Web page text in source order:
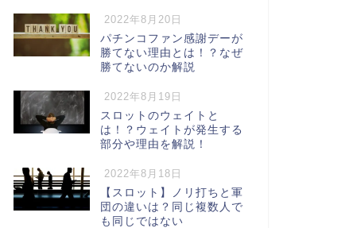
2022年8月20日
パチンコファン感謝デーが
勝てない理由とは！？なぜ
勝てないのか解説
2022年8月19日
スロットのウェイトと
は！？ウェイトが発生する
部分や理由を解説！
2022年8月18日
【スロット】ノリ打ちと軍
団の違いは？同じ複数人で
も同じではない